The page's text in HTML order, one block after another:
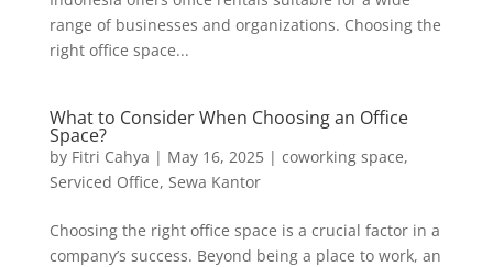
range of businesses and organizations. Choosing the
right office space...
What to Consider When Choosing an Office
Space?
by Fitri Cahya | May 16, 2025| coworking space,
Serviced Office, Sewa Kantor
Choosing the right office space is a crucial factor in a
company’s success. Beyond being a place to work, an